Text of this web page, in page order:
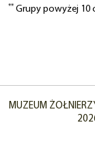
** Grupy powyżej 10
MUZEUM